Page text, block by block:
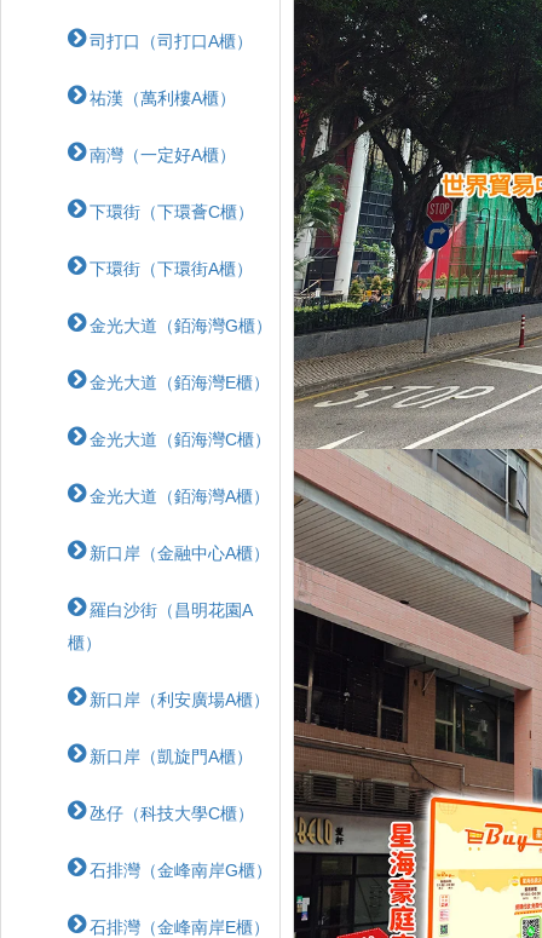
司打口（司打口A櫃）
祐漢（萬利樓A櫃）
南灣（一定好A櫃）
下環街（下環薈C櫃）
下環街（下環街A櫃）
金光大道（銆海灣G櫃）
金光大道（銆海灣E櫃）
金光大道（銆海灣C櫃）
金光大道（銆海灣A櫃）
新口岸（金融中心A櫃）
羅白沙街（昌明花園A
櫃）
新口岸（利安廣場A櫃）
新口岸（凱旋門A櫃）
氹仔（科技大學C櫃）
石排灣（金峰南岸G櫃）
石排灣（金峰南岸E櫃）